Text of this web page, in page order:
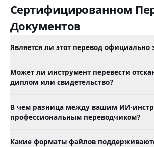
Сертифицированном
Документов
Является ли этот перевод официально
Может ли инструмент перевести
диплом или свидетельство?
В чем разница между вашим ИИ-
профессиональным переводчиком?
Какие форматы файлов